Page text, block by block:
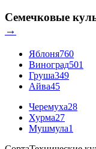
Семечковые
→
Яблоня760
Виноград501
Груша349
Айва45
Черемуха28
Хурма27
Мушмула1